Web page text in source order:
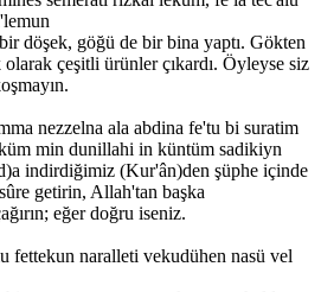
döşek, göğü de bir bina yaptı. Gökten
çeşitli ürünler çıkardı. Öyleyse siz
nezzelna ala abdina fe'tu bi suratim
min dunillahi in küntüm sadikiyn
indirdiğimiz (Kur'ân)den şüphe içinde
getirin, Allah'tan başka
eğer doğru iseniz.
fettekun naralleti vekudühen nasü vel